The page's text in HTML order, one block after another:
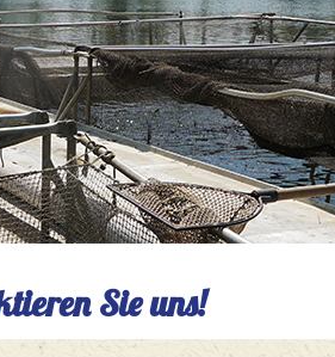
Sie uns!